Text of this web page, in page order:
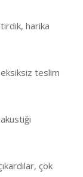
harika
teslim
çok